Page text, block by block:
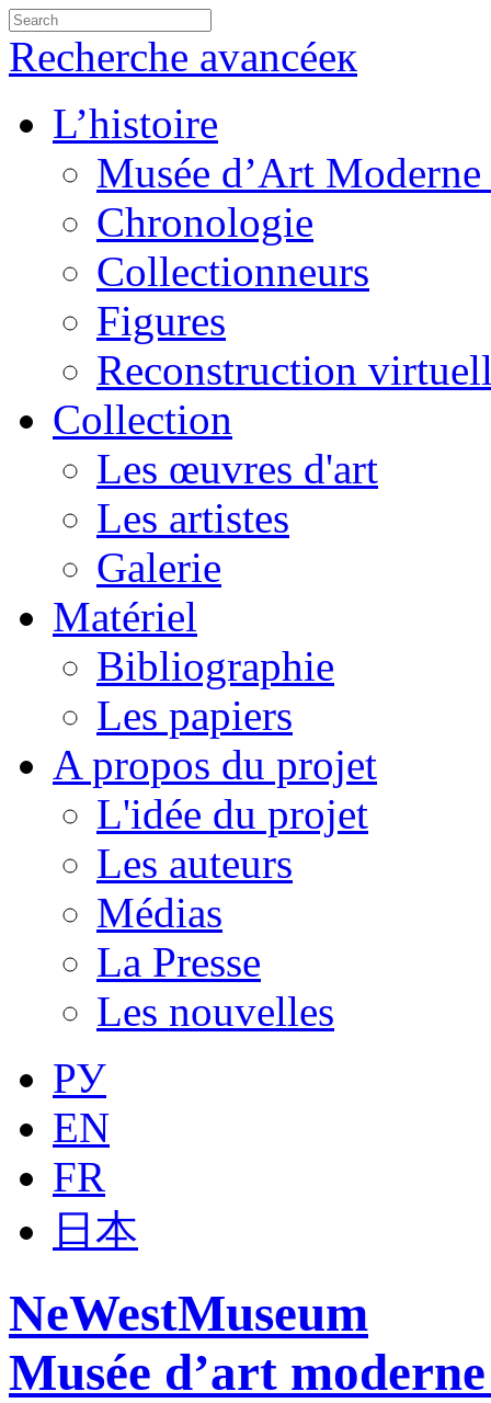
Recherche avancéeк
L’histoire
Musée d’Art
Chronologie
Collectionneurs
Figures
Reconstruction
Collection
Les œuvres d'art
Les artistes
Galerie
Matériel
Bibliographie
Les papiers
A propos du projet
L'idée du projet
Les auteurs
Médias
La Presse
Les nouvelles
РУ
EN
FR
日本
NeWestMuseum
Musée d’art